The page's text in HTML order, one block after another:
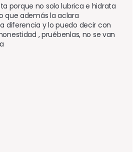
porque no solo lubrica e hidrata
que además la aclara
diferencia y lo puedo decir con
, pruébenlas, no se van